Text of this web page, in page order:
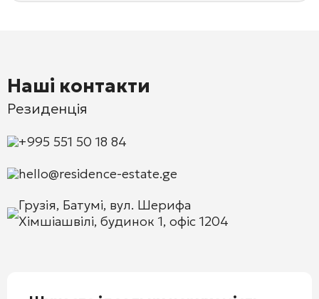
Наші контакти
Резиденція
+995 551 50 18 84
hello@residence-estate.ge
Грузія, Батумі, вул. Шерифа
Хімшіашвілі, будинок 1, офіс 1204